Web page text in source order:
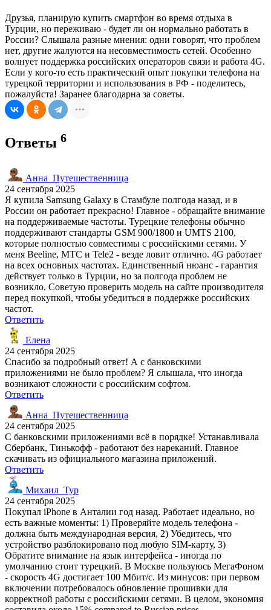
Друзья, планирую купить смартфон во время отдыха в
Турции, но переживаю - будет ли он нормально работать в
России? Слышала разные мнения: одни говорят, что проблем
нет, другие жалуются на несовместимость сетей. Особенно
волнует поддержка российских операторов связи и работа 4G.
Если у кого-то есть практический опыт покупки телефона на
турецкой территории и использования в РФ - поделитесь,
пожалуйста! Заранее благодарна за советы.
Ответы 6
Анна_Путешественница
24 сентября 2025
Я купила Samsung Galaxy в Стамбуле полгода назад, и в
России он работает прекрасно! Главное - обращайте внимание
на поддерживаемые частоты. Турецкие телефоны обычно
поддерживают стандарты GSM 900/1800 и UMTS 2100,
которые полностью совместимы с российскими сетями. У
меня Beeline, МТС и Tele2 - везде ловит отлично. 4G работает
на всех основных частотах. Единственный нюанс - гарантия
действует только в Турции, но за полгода проблем не
возникло. Советую проверить модель на сайте производителя
перед покупкой, чтобы убедиться в поддержке российских
частот.
Ответить
Елена
24 сентября 2025
Спасибо за подробный ответ! А с банковскими
приложениями не было проблем? Я слышала, что иногда
возникают сложности с российским софтом.
Ответить
Анна_Путешественница
24 сентября 2025
С банковскими приложениями всё в порядке! Устанавливала
Сбербанк, Тинькофф - работают без нареканий. Главное
скачивать из официального магазина приложений.
Ответить
Михаил_Тур
24 сентября 2025
Покупал iPhone в Анталии год назад. Работает идеально, но
есть важные моменты: 1) Проверяйте модель телефона -
должна быть международная версия, 2) Убедитесь, что
устройство разблокировано под любую SIM-карту, 3)
Обратите внимание на язык интерфейса - иногда по
умолчанию стоит турецкий. В Москве пользуюсь МегаФоном
- скорость 4G достигает 100 Мбит/с. Из минусов: при первом
включении потребовалось обновление прошивки для
корректной работы с российскими сетями. В целом, экономия